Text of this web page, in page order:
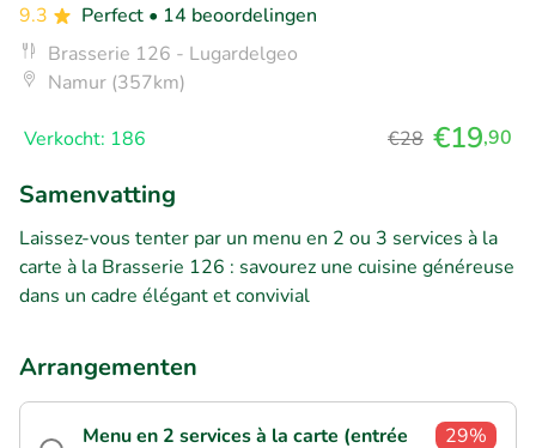
9.3 Perfect • 14 beoordelingen
Brasserie 126 - Lugardelgeo
Namur (357km)
Verkocht: 186 €28 €19,90
Samenvatting
Laissez-vous tenter par un menu en 2 ou 3 services à la
carte à la Brasserie 126 : savourez une cuisine généreuse
dans un cadre élégant et convivial
Arrangementen
Menu en 2 services à la carte (entrée
29%